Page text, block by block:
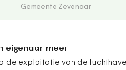
Gemeente Zevenaar
eigenaar meer
de exploitatie van de